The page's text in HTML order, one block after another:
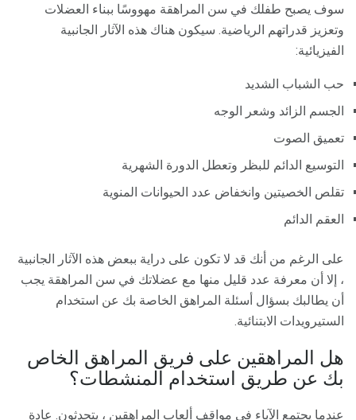
سوف يصبح طفلك في سن المراهقة مهووسًا ببناء العضلات
وتعزيز قدراتهم الرياضية. سيكون هناك هذه الآثار الجانبية
الفيزيائية:
حب الشباب الشديد
الجسم الزائد وشعر الوجه
تعميق الصوت
التوسيع الدائم للبظر وتعطل الدورة الشهرية
تقلص الخصيتين وانخفاض عدد الحيوانات المنوية
العقم الدائم
على الرغم من أنك قد لا تكون على دراية ببعض هذه الآثار الجانبية
، إلا أن معرفة عدد قليل منها مع عضلاتك في سن المراهقة يجب
أن يطالبك بسؤال أسئلة المراهق الخاصة بك عن استخدام
الستيرويدات الابتنائية.
هل المراهقين على فريق المراهق الخاص
بك عن طريق استخدام المنشطات؟
عندما يجتمع الآباء في مواقف ألعاب المراهقين ، يتحدثون. عادة